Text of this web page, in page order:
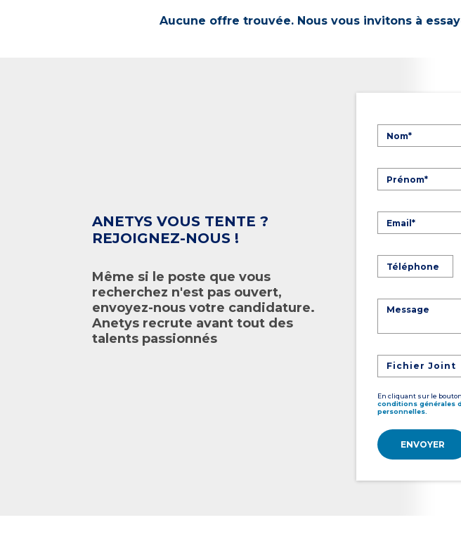
Aucune offre trouvée. Nous vous invitons à
ANETYS VOUS TENTE ?
REJOIGNEZ-NOUS !
Même si le poste que vous
recherchez n'est pas ouvert,
envoyez-nous votre candidature.
Anetys recrute avant tout des
talents passionnés
Fichier Joint
En cliquant sur le
conditions générales
personnelles.
ENVOYER